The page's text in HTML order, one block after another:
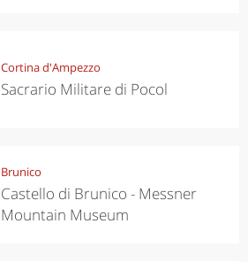
Cortina d'Ampezzo
Sacrario Militare di Pocol
Brunico
Castello di Brunico - Messner
Mountain Museum